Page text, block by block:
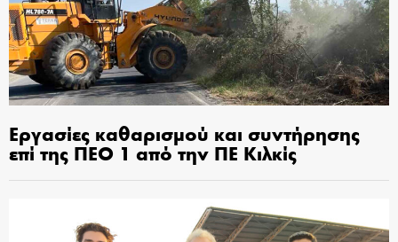
Εργασίες καθαρισμού και συντήρησης
επί της ΠΕΟ 1 από την ΠΕ Κιλκίς